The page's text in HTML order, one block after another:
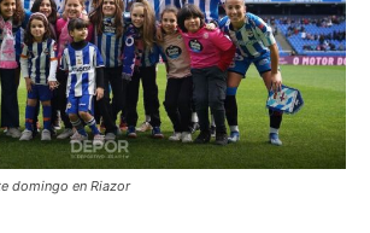
domingo en Riazor